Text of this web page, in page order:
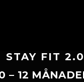
STAY FIT 2.0
– 12